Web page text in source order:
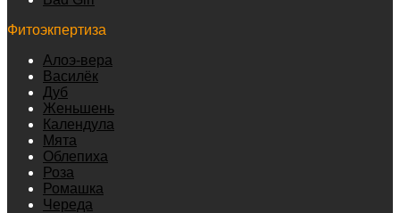
Фитоэкпертиза
Алоэ-вера
Василёк
Дуб
Женьшень
Календула
Мята
Облепиха
Роза
Ромашка
Череда